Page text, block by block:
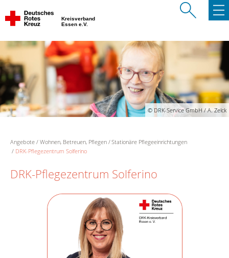
Kreisverband
Essen e.V.
© DRK-Service GmbH / A. Zelck
Angebote Wohnen, Betreuen, Pflegen
Stationäre Pflegeeinrichtungen
DRK-Pflegezentrum Solferino
DRK-Pflegezentrum Solferino